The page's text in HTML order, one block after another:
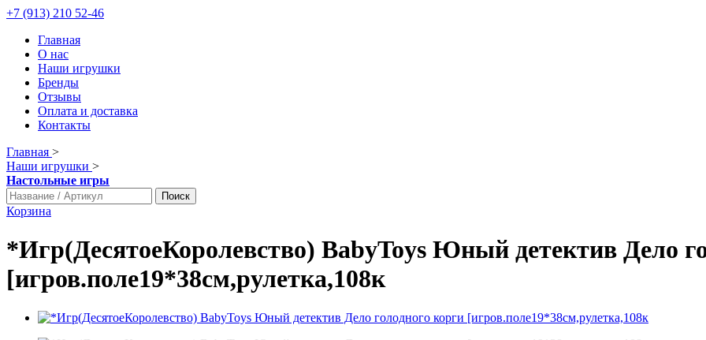
+7 (913) 210 52-46
Главная
О нас
Наши игрушки
Бренды
Отзывы
Оплата и доставка
Контакты
Главная >
Наши игрушки >
Настольные игры
Поиск
Корзина
*Игр(ДесятоеКоролевство) BabyToys Юный детектив Дело
[игров.поле19*38см,рулетка,108к